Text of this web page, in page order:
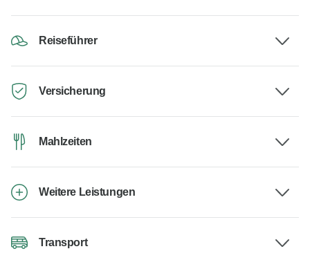
Reiseführer
Versicherung
Mahlzeiten
Weitere Leistungen
Transport